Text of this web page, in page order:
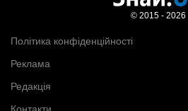
Політика конфіденційності
Реклама
Редакція
© 2015 - 2026